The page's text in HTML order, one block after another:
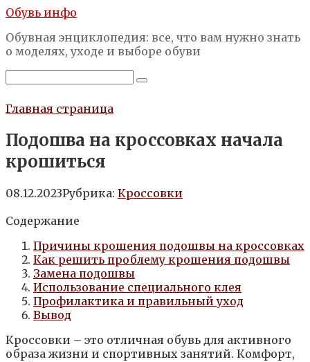
Перейти
контенту
Обувь инфо
Обувная энциклопедия: все, что вам нужно знать
о моделях, уходе и выборе обуви
Главная страница
Подошва на кроссовках начала
крошиться
08.12.2023Рубрика: Кроссовки
Содержание
Причины крошения подошвы на кроссовках
Как решить проблему крошения подошвы
Замена подошвы
Использование специального клея
Профилактика и правильный уход
Вывод
Кроссовки – это отличная обувь для активного
образа жизни и спортивных занятий. Комфорт,